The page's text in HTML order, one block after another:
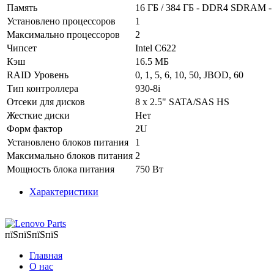
Память
16 ГБ / 384 ГБ - DDR4 SDRAM -
Установлено процессоров
1
Максимально процессоров
2
Чипсет
Intel C622
Кэш
16.5 МБ
RAID Уровень
0, 1, 5, 6, 10, 50, JBOD, 60
Тип контроллера
930-8i
Отсеки для дисков
8 x 2.5" SATA/SAS HS
Жесткие диски
Нет
Форм фактор
2U
Установлено блоков питания
1
Максимально блоков питания 2
Мощность блока питания
750 Вт
Характеристики
пїЅпїЅпїЅпїЅ
Главная
О нас